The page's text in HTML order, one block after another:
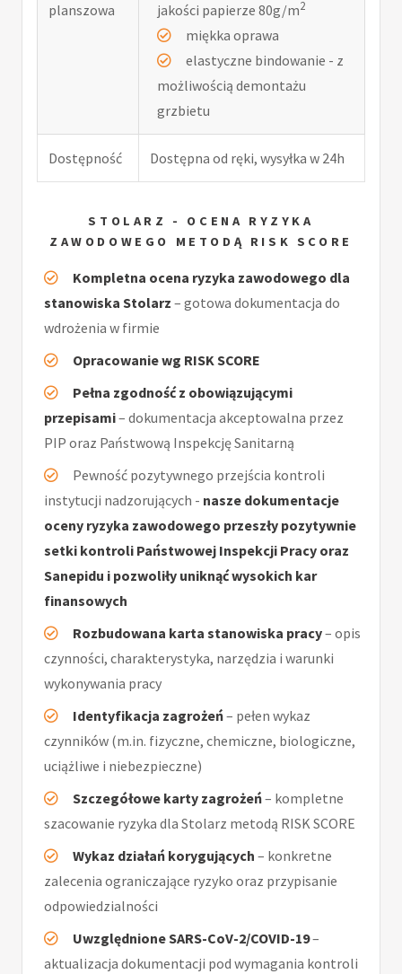
planszowa jakości papierze 80g/m2
miękka oprawa
elastyczne bindowanie - z
możliwością demontażu
grzbietu
Dostępność Dostępna od ręki, wysyłka w 24h
STOLARZ - OCENA RYZYKA
ZAWODOWEGO METODĄ RISK SCORE
Kompletna ocena ryzyka zawodowego dla
stanowiska Stolarz – gotowa dokumentacja do
wdrożenia w firmie
Opracowanie wg RISK SCORE
Pełna zgodność z obowiązującymi
przepisami– dokumentacja akceptowalna przez
PIP oraz Państwową Inspekcję Sanitarną
Pewność pozytywnego przejścia kontroli
instytucji nadzorujących - nasze dokumentacje
oceny ryzyka zawodowego przeszły pozytywnie
setki kontroli Państwowej Inspekcji Pracy oraz
Sanepidu i pozwoliły uniknąć wysokich kar
finansowych
Rozbudowana karta stanowiska pracy– opis
czynności, charakterystyka, narzędzia i warunki
wykonywania pracy
Identyfikacja zagrożeń– pełen wykaz
czynników (m.in. fizyczne, chemiczne, biologiczne,
uciążliwe i niebezpieczne)
Szczegółowe karty zagrożeń– kompletne
szacowanie ryzyka dla Stolarz metodą RISK SCORE
Wykaz działań korygujących – konkretne
zalecenia ograniczające ryzyko oraz przypisanie
odpowiedzialności
Uwzględnione SARS-CoV-2/COVID-19–
aktualizacja dokumentacji pod wymagania kontroli